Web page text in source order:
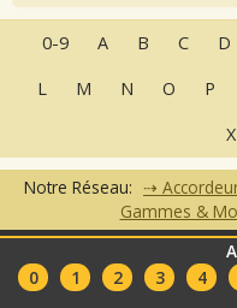
0
1 2 3 4
0-9 A B C D
L
M N O P
X
Notre Réseau:
Gammes &
•